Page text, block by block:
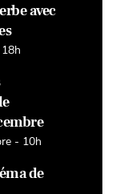
avec
- 10h
de